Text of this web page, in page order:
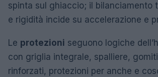
spinta sul ghiaccio; il bilanciamento
e rigidità incide su accelerazione e
Le protezioni seguono logiche
con griglia integrale, spalliere,
rinforzati, protezioni per anche e